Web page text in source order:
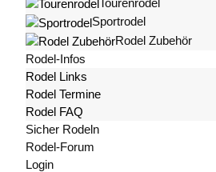
Tourenrodel
Sportrodel
Rodel Zubehör
Rodel-Infos
Rodel Links
Rodel Termine
Rodel FAQ
Sicher Rodeln
Rodel-Forum
Login